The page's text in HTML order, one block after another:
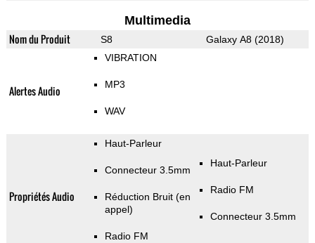
Multimedia
Nom du Produit S8 Galaxy A8 (2018)
Alertes Audio
VIBRATION
MP3
WAV
Propriétés Audio
Haut-Parleur
Connecteur 3.5mm
Réduction Bruit (en
appel)
Radio FM
Haut-Parleur
Radio FM
Connecteur 3.5mm